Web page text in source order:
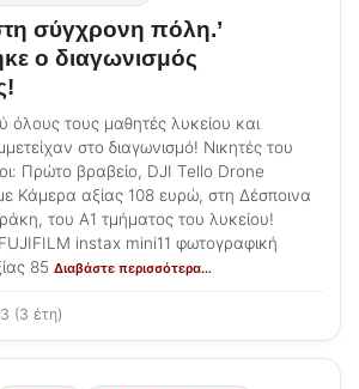
σύγχρονη πόλη.’
ο διαγωνισμός
όλους τους μαθητές λυκείου και
στο διαγωνισμό! Νικητές του
οι: Πρώτο βραβείο, DJI Tello Drone
Κάμερα αξίας 108 ευρώ, στη Δέσποινα
του Α1 τμήματος του λυκείου!
instax mini11 φωτογραφική
85 Διαβάστε περισσότερα…
(3 έτη)